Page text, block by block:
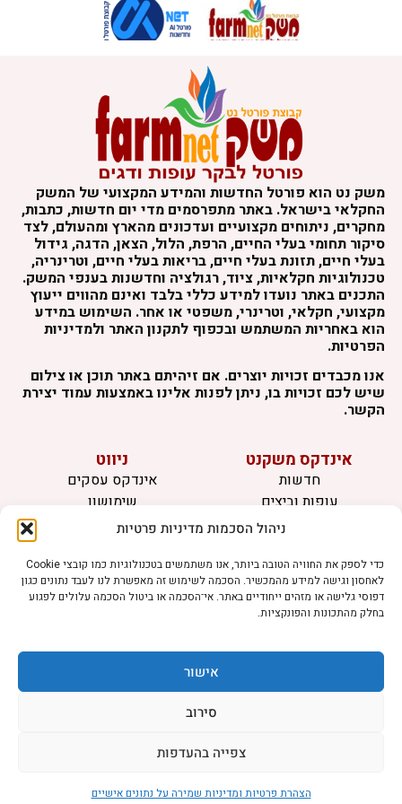
ניהול הסכמות מדיניות פרטיות
כדי לספק את החוויה הטובה ביותר, אנו משתמשים בטכנולוגיות כמו קובצי Cookie
לאחסון וגישה למידע מהמכשיר. הסכמה לשימוש זה מאפשרת לנו לעבד נתונים כגון
דפוסי גלישה או מזהים ייחודיים באתר. אי־הסכמה או ביטול הסכמה עלולים לפגוע
בחלק מהתכונות והפונקציות.
אישור
סירוב
צפייה בהעדפות
הצהרת פרטיות ומדיניות שמירה על נתונים אישיים
משק נט הוא פורטל החדשות והמידע המקצועי של המשק
החקלאי בישראל. באתר מתפרסמים מדי יום חדשות, כתבות,
מחקרים, ניתוחים מקצועיים ועדכונים מהארץ ומהעולם, לצד
סיקור תחומי בעלי החיים, הרפת, הלול, הצאן, הדגה, גידול
בעלי חיים, תזונת בעלי חיים, בריאות בעלי חיים, וטרינריה,
טכנולוגיות חקלאיות, ציוד, רגולציה וחדשנות בענפי המשק.
התכנים באתר נועדו למידע כללי בלבד ואינם מהווים ייעוץ
מקצועי, חקלאי, וטרינרי, משפטי או אחר. השימוש במידע
הוא באחריות המשתמש ובכפוף לתקנון האתר ולמדיניות
הפרטיות.
אנו מכבדים זכויות יוצרים. אם זיהיתם באתר תוכן או צילום
שיש לכם זכויות בו, ניתן לפנות אלינו באמצעות עמוד יצירת
הקשר.
אינדקס משקנט
חדשות
עופות וביצים
בקר וחלב
אצות
בריאות מהחי
ניווט
אינדקס עסקים
שימושון
לוח מודעות
הרשמה לניוזלטר
פרסמו אצלנו
הצהרת נגישות
©כל הזכויות שמורות למשק נט (נוסד בשנת 2011) דיביין אתרים